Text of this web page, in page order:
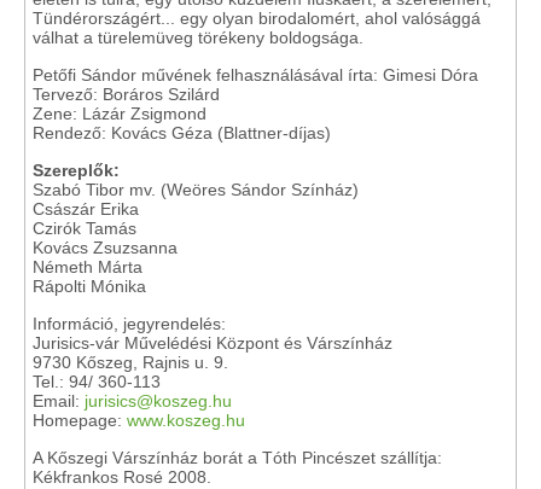
Tündérországért... egy olyan birodalomért, ahol valósággá
válhat a türelemüveg törékeny boldogsága.
Petőfi Sándor művének felhasználásával írta: Gimesi Dóra
Tervező: Boráros Szilárd
Zene: Lázár Zsigmond
Rendező: Kovács Géza (Blattner-díjas)
Szereplők:
Szabó Tibor mv. (Weöres Sándor Színház)
Császár Erika
Czirók Tamás
Kovács Zsuzsanna
Németh Márta
Rápolti Mónika
Információ, jegyrendelés:
Jurisics-vár Művelédési Központ és Várszínház
9730 Kőszeg, Rajnis u. 9.
Tel.: 94/ 360-113
Email: jurisics@koszeg.hu
Homepage: www.koszeg.hu
A Kőszegi Várszínház borát a Tóth Pincészet szállítja:
Kékfrankos Rosé 2008.